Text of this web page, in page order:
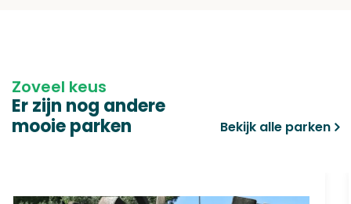
Zoveel keus
Er zijn nog andere
mooie parken
Bekijk alle parken